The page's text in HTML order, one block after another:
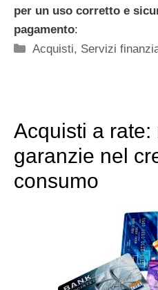
per un uso corretto e
pagamento:
Categorie
Acquisti, Servizi
Acquisti a rate:
garanzie nel
consumo